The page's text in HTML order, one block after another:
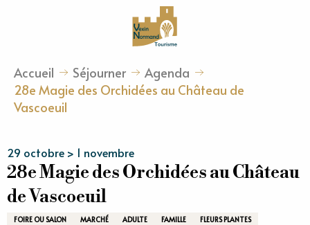
Accueil Séjourner
Agenda
28e Magie des Orchidées au Château de
Vascoeuil
29 octobre > 1 novembre
28e Magie des Orchidées au Château
de Vascoeuil
FOIRE OU SALON MARCHÉ ADULTE FAMILLE
FLEURS PLANTES